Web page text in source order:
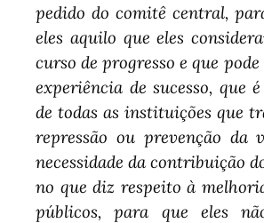
pedido do comitê central,
eles aquilo que eles
curso de progresso e que
experiência de sucesso, que
de todas as instituições que
repressão ou prevenção da
necessidade da contribuição
no que diz respeito à
públicos, para que eles